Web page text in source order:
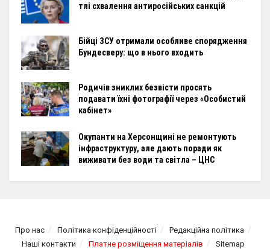
тлі схвалення антиросійських санкцій
Бійці ЗСУ отримали особливе спорядження
Бундесверу: що в нього входить
Родичів зниклих безвісти просять
подавати їхні фотографії через «Особистий
кабінет»
Окупанти на Херсонщині не ремонтують
інфраструктуру, але дають поради як
виживати без води та світла – ЦНС
Про нас Політика конфіденційності
Редакційна політика
Наші контакти
Платне розміщення матеріалів Sitemap